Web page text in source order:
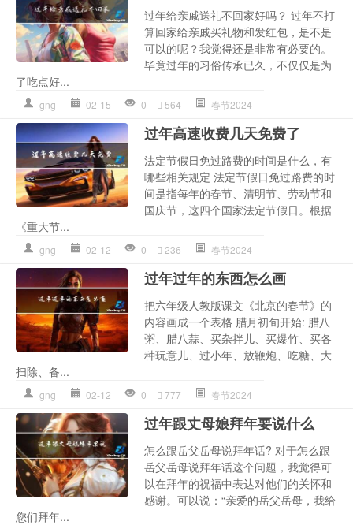
过年给亲戚送礼不回家好吗？ 过年不打
算回家给亲戚买礼物和发红包，是不是
可以的呢？我觉得还是非常有必要的。
毕竟过年的习俗传承已久，不仅仅是为
了吃点好...
gng 02-15 0 564 春节2024
过年高速收费几天免费了
法定节假日免过路费的时间是什么，有
哪些相关规定 法定节假日免过路费的时
间是指每年的春节、清明节、劳动节和
国庆节，这四个国家法定节假日。根据
《重大节...
gng 02-12 0 236 春节2024
过年过年的东西怎么画
把六年级人教版课文《北京的春节》的
内容画成一个表格 腊月初旬开始: 腊八
粥、腊八蒜、买杂拌儿、买爆竹、买各
种玩意儿、过小年、放鞭炮、吃糖、大
扫除、备...
gng 02-12 0 777 春节2024
过年跟丈母娘拜年要说什么
怎么跟岳父岳母说拜年话? 对于怎么跟
岳父岳母说拜年话这个问题，我觉得可
以在拜年的祝福中表达对他们的关怀和
感谢。可以说：“亲爱的岳父岳母，我给
您们拜年...